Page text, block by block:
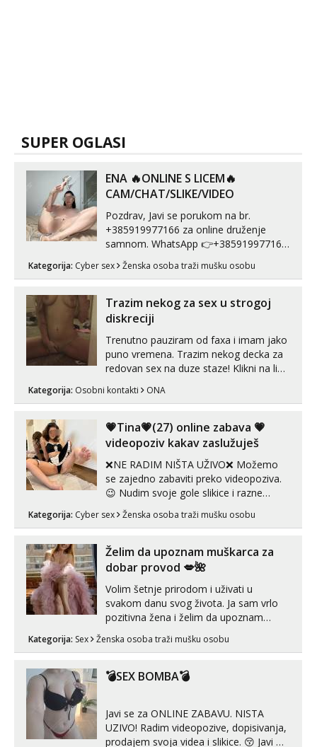
SUPER OGLASI
ENA 🔥ONLINE S LICEM🔥
CAM/CHAT/SLIKE/VIDEO
Pozdrav, Javi se porukom na br.
+385919977166 za online druženje
samnom. WhatsApp 👉+385919977166
Telegram 👉@enafriedrichkis Radim
videopozive s licem, solo i s partnerom,
kombinacije halteri, haljine, štikle,
samostojeće itd. Nudim svakakva videa
seksa, puš...
Kategorija: Cyber sex Ženska osoba traži mušku osobu
Trazim nekog za sex u strogoj
diskreciji
Trenutno pauziram od faxa i imam jako
puno vremena. Trazim nekog decka za
redovan sex na duze staze! Klikni na link
Kategorija: Osobni kontakti ONA
💗Tina💗(27) online zabava 💗
videopoziv kakav zaslužuješ
❌NE RADIM NIŠTA UŽIVO❌ Možemo
se zajedno zabaviti preko videopoziva.
😉 Nudim svoje gole slikice i razne
videouradke. 🤩 Za online zabavu pošalji
poruku na Whatsapp, Telegram ili Viber.
autentičnosti možeš me vidjeti na
videopozivu. 😉 S vama sam vec 5 ...
Kategorija: Cyber sex Ženska osoba traži mušku osobu
Želim da upoznam muškarca za
dobar provod 💋🌺
Volim šetnje prirodom i uživati u
svakom danu svog života. Ja sam vrlo
pozitivna žena i želim da upoznam
može i nešto više.💋🌺 Klikni na link
Kategorija: Sex Ženska osoba traži mušku osobu
💣SEX BOMBA💣
Javi se za ONLINE ZABAVU. NISTA
UZIVO! Radim videopozive, dopisivanja,
prodajem svoja videa i slikice. 😚 Javi mi